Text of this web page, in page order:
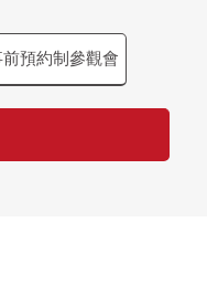
・・・・・
，不僅本房屋而且，
製作資金計劃書。
。
前預約制參觀會